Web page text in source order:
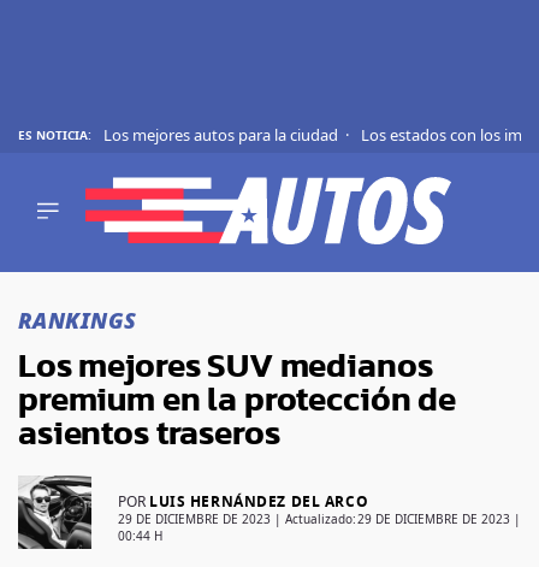
ES NOTICIA: Los mejores autos para la ciudad Los estados con los
SHOWS
CURIOSIDADES
MARCAS
RANKINGS
SÍGUENOS
RANKINGS
Los mejores SUV medianos
premium en la protección de
asientos traseros
POR LUIS HERNÁNDEZ DEL ARCO
29 DE DICIEMBRE DE 2023 | Actualizado: 29 DE DICIEMBRE DE 2023 |
00:44 H